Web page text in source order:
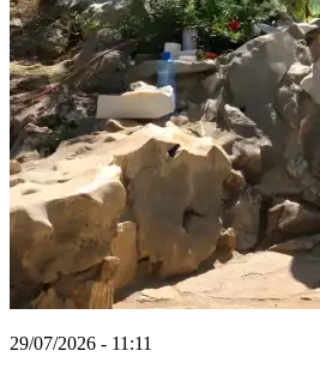
29/07/2026 - 11:11